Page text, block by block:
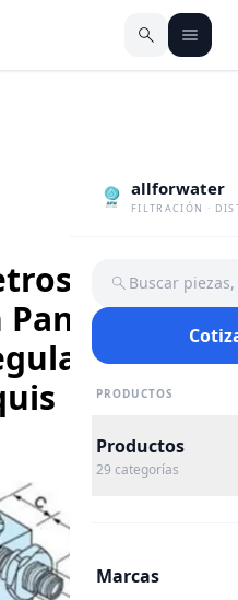
allforwater
FILTRACIÓN ·
Buscar
PRODUCTOS
Productos
29 categorías
Marcas
para
con